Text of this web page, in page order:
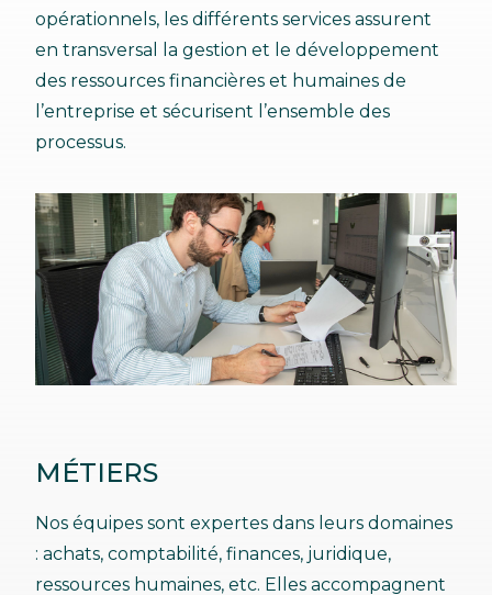
opérationnels, les différents services assurent
en transversal la gestion et le développement
des ressources financières et humaines de
l’entreprise et sécurisent l’ensemble des
processus.
MÉTIERS
Nos équipes sont expertes dans leurs domaines
: achats, comptabilité, finances, juridique,
ressources humaines, etc. Elles accompagnent